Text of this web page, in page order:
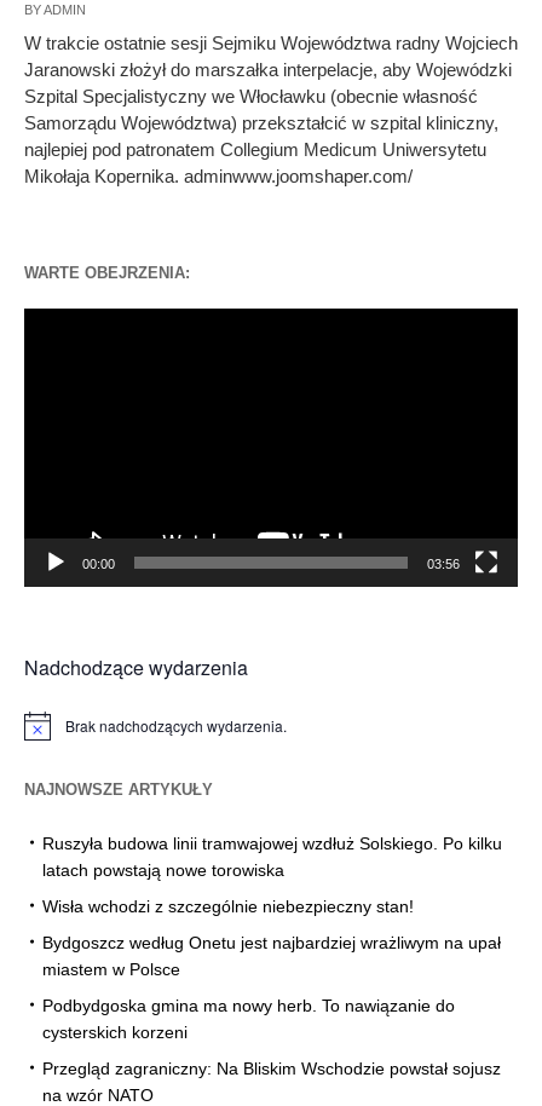
BYADMIN
W trakcie ostatnie sesji Sejmiku Województwa radny Wojciech
Jaranowski złożył do marszałka interpelacje, aby Wojewódzki
Szpital Specjalistyczny we Włocławku (obecnie własność
Samorządu Województwa) przekształcić w szpital kliniczny,
najlepiej pod patronatem Collegium Medicum Uniwersytetu
Mikołaja Kopernika. adminwww.joomshaper.com/
WARTE OBEJRZENIA:
00:00 03:56
Nadchodzące wydarzenia
Powiadomienie
Brak nadchodzących wydarzenia.
NAJNOWSZE ARTYKUŁY
Ruszyła budowa linii tramwajowej wzdłuż Solskiego. Po kilku
latach powstają nowe torowiska
Wisła wchodzi z szczególnie niebezpieczny stan!
Bydgoszcz według Onetu jest najbardziej wrażliwym na upał
miastem w Polsce
Podbydgoska gmina ma nowy herb. To nawiązanie do
cysterskich korzeni
Przegląd zagraniczny: Na Bliskim Wschodzie powstał sojusz
na wzór NATO